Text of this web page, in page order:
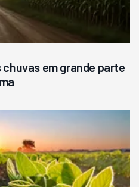
em grande parte